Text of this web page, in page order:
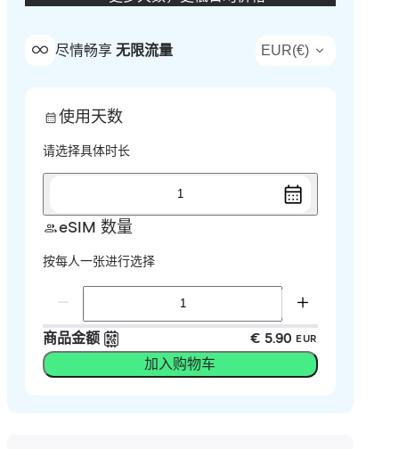
尽情畅享 无限流量 EUR(€)
使用天数
请选择具体时长
1
eSIM 数量
按每人一张进行选择
商品金额 € 5.90 EUR
加入购物车